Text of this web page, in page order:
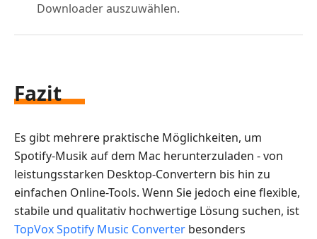
Downloader auszuwählen.
Fazit
Es gibt mehrere praktische Möglichkeiten, um
Spotify-Musik auf dem Mac herunterzuladen - von
leistungsstarken Desktop-Convertern bis hin zu
einfachen Online-Tools. Wenn Sie jedoch eine flexible,
stabile und qualitativ hochwertige Lösung suchen, ist
TopVox Spotify Music Converter besonders